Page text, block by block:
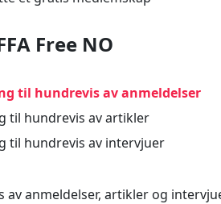
Free NO
til hundrevis av anmeldelser
til hundrevis av artikler
til hundrevis av intervjuer
av anmeldelser, artikler og